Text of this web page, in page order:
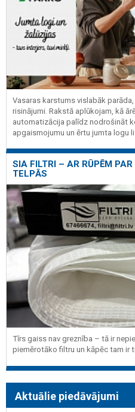
Vasaras karstums vislabāk
risinājumi. Rakstā aplūkojam, kā
automatizācija palīdz nodrošināt
apgaismojumu un ērtu jumta logu
SIA FILTRI – AR RŪPĒM
TELPĀS
Tīrs gaiss nav greznība – tā ir
piemērotāko filtru un kāpēc tam ir
Aktuālie piedāvājumi